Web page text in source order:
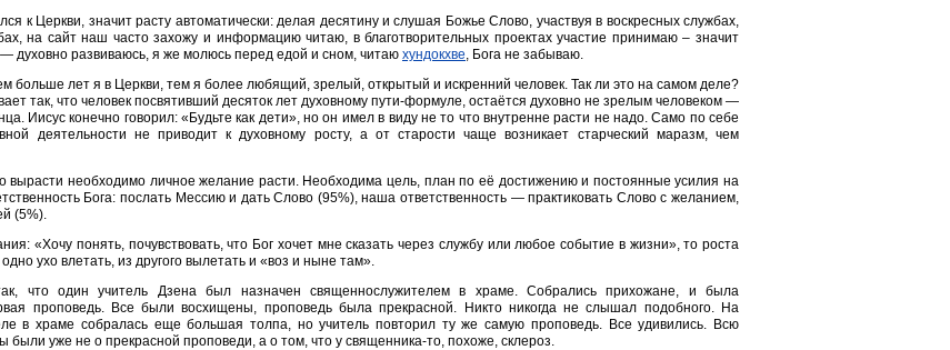
к Церкви, значит расту автоматически: делая десятину и слушая Божье Слово, участвуя в воскресных службах,
на сайт наш часто захожу и информацию читаю, в благотворительных проектах участие принимаю – значит
духовно развиваюсь, я же молюсь перед едой и сном, читаю хундокхве, Бога не забываю.
больше лет я в Церкви, тем я более любящий, зрелый, открытый и искренний человек. Так ли это на самом деле?
так, что человек посвятивший десяток лет духовному пути-формуле, остаётся духовно не зрелым человеком —
Иисус конечно говорил: «Будьте как дети», но он имел в виду не то что внутренне расти не надо. Само по себе
деятельности не приводит к духовному росту, а от старости чаще возникает старческий маразм, чем
вырасти необходимо личное желание расти. Необходима цель, план по её достижению и постоянные усилия на
Бога: послать Мессию и дать Слово (95%), наша ответственность — практиковать Слово с желанием,
(5%).
«Хочу понять, почувствовать, что Бог хочет мне сказать через службу или любое событие в жизни», то роста
ухо влетать, из другого вылетать и «воз и ныне там».
что один учитель Дзена был назначен священнослужителем в храме. Собрались прихожане, и была
проповедь. Все были восхищены, проповедь была прекрасной. Никто никогда не слышал подобного. На
в храме собралась еще большая толпа, но учитель повторил ту же самую проповедь. Все удивились. Всю
были уже не о прекрасной проповеди, а о том, что у священника-то, похоже, склероз.